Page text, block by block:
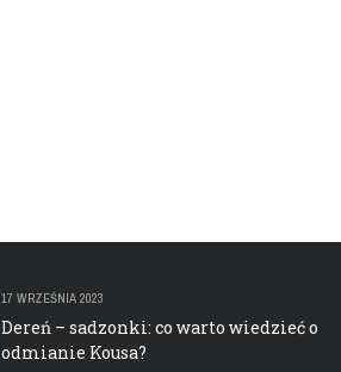
17 WRZEŚNIA 2023
Dereń – sadzonki: co warto wiedzieć o
odmianie Kousa?